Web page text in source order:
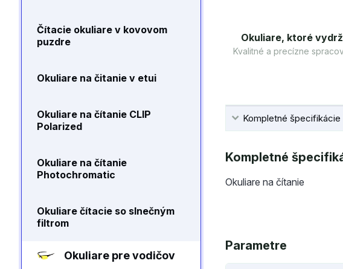
Čítacie okuliare v kovovom
puzdre
Okuliare na čitanie v etui
Okuliare na čítanie CLIP
Polarized
Okuliare na čítanie
Photochromatic
Okuliare čítacie so slnečným
filtrom
Okuliare pre vodičov
Okuliare, ktoré
Kvalitné a precízne
Kompletné špecifikácie
Kompletné
Okuliare na čítanie
Parametre